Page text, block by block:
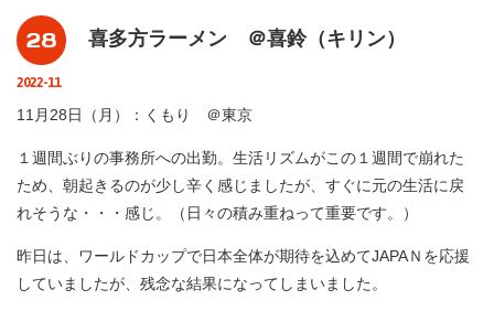
28
2022-11
喜多方ラーメン ＠喜鈴（キリン）
11月28日（月）：くもり ＠東京
１週間ぶりの事務所への出勤。生活リズムがこの１週間で崩れた
ため、朝起きるのが少し辛く感じましたが、すぐに元の生活に戻
れそうな・・・感じ。（日々の積み重ねって重要です。）
昨日は、ワールドカップで日本全体が期待を込めてJAPAＮを応援
していましたが、残念な結果になってしまいました。